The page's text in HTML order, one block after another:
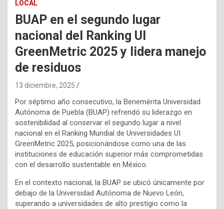
LOCAL
BUAP en el segundo lugar
nacional del Ranking UI
GreenMetric 2025 y lidera manejo
de residuos
13 diciembre, 2025
Por séptimo año consecutivo, la Benemérita Universidad
Autónoma de Puebla (BUAP) refrendó su liderazgo en
sostenibilidad al conservar el segundo lugar a nivel
nacional en el Ranking Mundial de Universidades UI
GreenMetric 2025, posicionándose como una de las
instituciones de educación superior más comprometidas
con el desarrollo sustentable en México.
En el contexto nacional, la BUAP se ubicó únicamente por
debajo de la Universidad Autónoma de Nuevo León,
superando a universidades de alto prestigio como la